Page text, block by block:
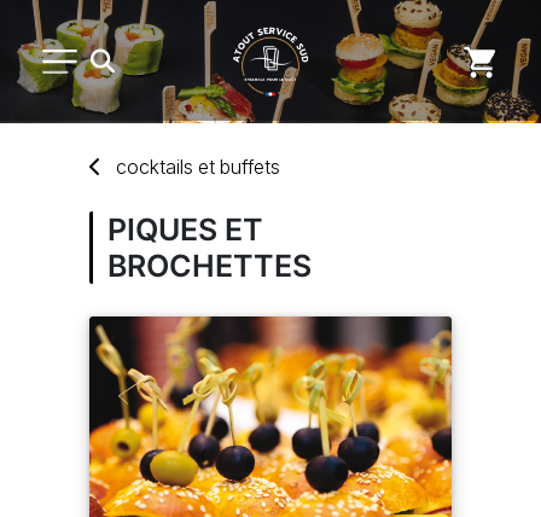
ARTS DE LA TABLE
USAGE UNIQUE
DISTRIBUTION DE REPAS
MARQUES
NOUVEAUTÉS
cocktails et buffets
PIQUES ET
BROCHETTES